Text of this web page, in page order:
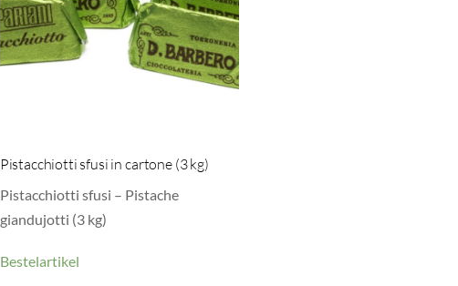
Pistacchiotti sfusi in cartone (3 kg)
Pistacchiotti sfusi – Pistache
giandujotti (3 kg)
Bestelartikel